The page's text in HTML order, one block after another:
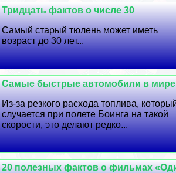
Тридцать фактов о числе 30
Самый старый тюлень может иметь
возраст до 30 лет...
Самые быстрые автомобили в мире
Из-за резкого расхода топлива,
случается при полете Боинга на такой
скорости, это делают редко...
20 полезных фактов о фильмах